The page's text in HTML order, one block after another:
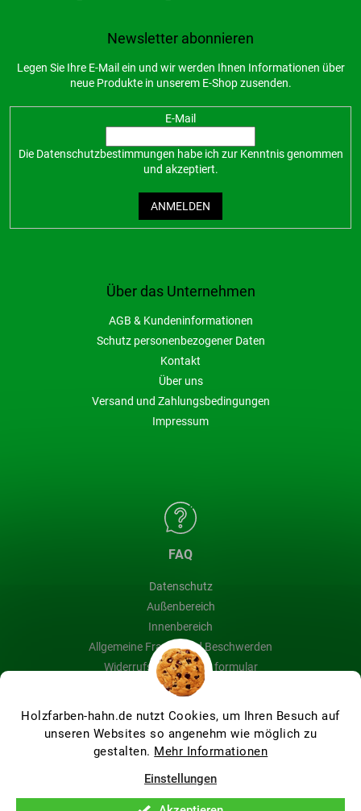
Holzfarben-hahn.de nutzt Cookies, um Ihren Besuch auf
unseren Websites so angenehm wie möglich zu
gestalten. Mehr Informationen
Einstellungen
Über das Unternehmen
AGB & Kundeninformationen
Schutz personenbezogener Daten
Kontakt
Über uns
Versand und Zahlungsbedingungen
Impressum
FAQ
Datenschutz
Außenbereich
Innenbereich
Allgemeine Fragen und Beschwerden
Widerrufsbelehrung & formular
Blog
Newsletter abonnieren
Legen Sie Ihre E-Mail ein und wir werden Ihnen Informationen über
neue Produkte in unserem E-Shop zusenden.
E-Mail
Die Datenschutzbestimmungen habe ich zur Kenntnis genommen
und akzeptiert.
ANMELDEN